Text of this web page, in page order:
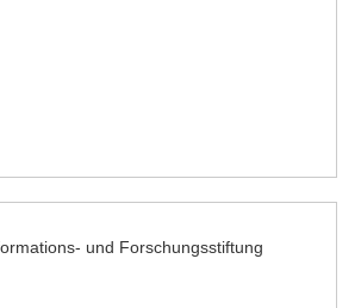
und Forschungsstiftung